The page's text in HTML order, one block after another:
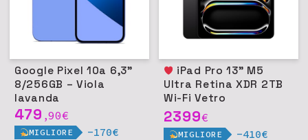
Google Pixel 10a 6,3"
8/256GB – Viola
lavanda
479 ,90€
MIGLIORE -170€
Ultra Retina XDR 2TB
Wi-Fi Vetro
nanotexture - Nero
siderale
2399€
MIGLIORE -410€